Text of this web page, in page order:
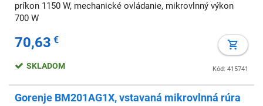
príkon 1150 W, mechanické ovládanie, mikrovlnný výkon
700 W
70,63 €
Kód: 415741
SKLADOM
Gorenje BM201AG1X, vstavaná mikrovlnná rúra